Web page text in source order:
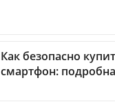
Как безопасно
смартфон: